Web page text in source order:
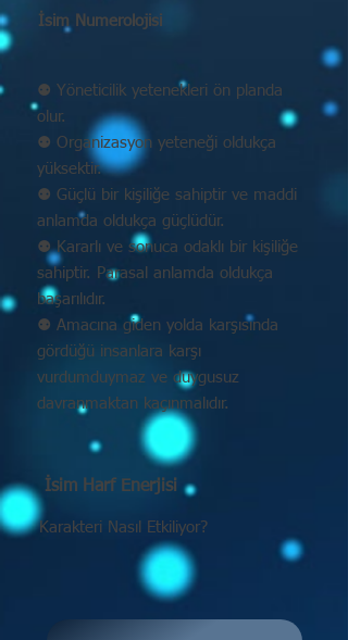
İsim Numerolojisi
⚉ Yöneticilik yetenekleri ön planda
olur.
⚉ Organizasyon yeteneği oldukça
yüksektir.
⚉ Güçlü bir kişiliğe sahiptir ve maddi
anlamda oldukça güçlüdür.
⚉ Kararlı ve sonuca odaklı bir kişiliğe
sahiptir. Parasal anlamda oldukça
başarılıdır.
⚉ Amacına giden yolda karşısında
gördüğü insanlara karşı
vurdumduymaz ve duygusuz
davranmaktan kaçınmalıdır.
İsim Harf Enerjisi
Karakteri Nasıl Etkiliyor?